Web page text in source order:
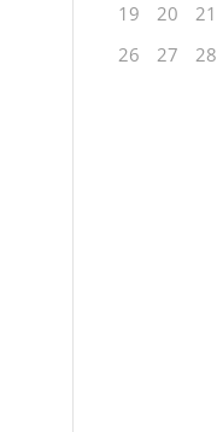
19
20 21
26
27 28